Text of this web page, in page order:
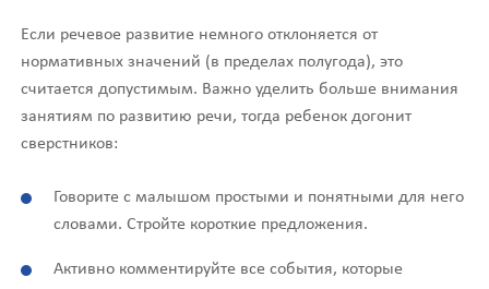
Если речевое развитие немного отклоняется от
нормативных значений (в пределах полугода), это
считается допустимым. Важно уделить больше внимания
занятиям по развитию речи, тогда ребенок догонит
сверстников:
Говорите с малышом простыми и понятными для него
словами. Стройте короткие предложения.
Активно комментируйте все события, которые